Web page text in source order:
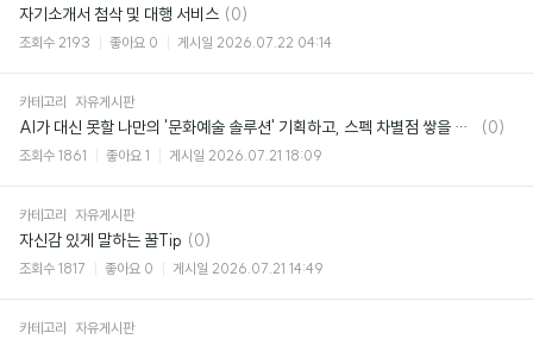
자기소개서 첨삭 및 대행 서비스 댓
글
(0)
조회수 2193 좋아요 0 게시일 2026.07.22 04:14
카테고리 자유게시판
AI가 대신 못할 나만의 '문화예술 솔루션' 기획하고, 스펙 차별점 쌓을 사람 주목!🔥
댓
(0)
조회수 1861 좋아요 1 게시일 2026.07.21 18:09
카테고리 자유게시판
자신감 있게 말하는 꿀Tip 댓
글
(0)
조회수 1817 좋아요 0 게시일 2026.07.21 14:49
카테고리 자유게시판